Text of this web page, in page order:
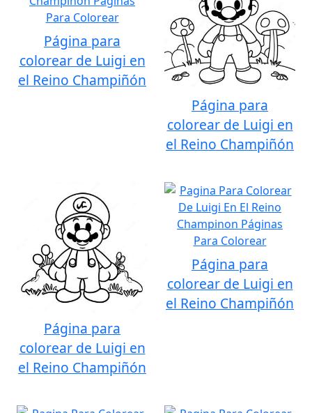
Página para
colorear de Luigi en
el Reino Champiñón
Página para
colorear de Luigi en
el Reino Champiñón
Página para
colorear de Luigi en
el Reino Champiñón
Página para
colorear de Luigi en
el Reino Champiñón